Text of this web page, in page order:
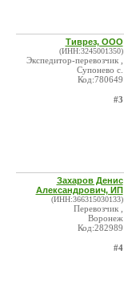
Тиврез, ООО
(ИНН:3245001350)
Экспедитор-перевозчик ,
Супонево с.
Код:780649
#3
Захаров Денис
Александрович, ИП
(ИНН:366315030133)
Перевозчик ,
Воронеж
Код:282989
#4